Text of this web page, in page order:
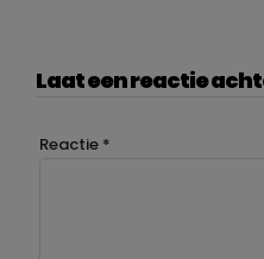
Laat een reactie
Reactie *